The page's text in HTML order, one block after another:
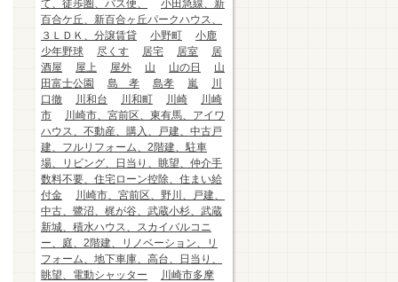
て、徒歩圏、バス便、
小田急線、新
百合ケ丘、新百合ヶ丘パークハウス、
３ＬＤＫ、分譲賃貸
小野町
小鹿
少年野球
尽くす 居宅 居室
居
酒屋
屋上 屋外 山 山の日
山
田富士公園
島 孝 島孝 嵐
川
口徹
川和台 川和町 川崎
川崎
市
川崎市、宮前区、東有馬、アイワ
ハウス、不動産、購入、戸建、中古戸
建、フルリフォーム、2階建、駐車
場、リビング、日当り、眺望、仲介手
数料不要、住宅ローン控除、住まい給
付金
川崎市、宮前区、野川、戸建、
中古、鷺沼、梶が谷、武蔵小杉、武蔵
新城、積水ハウス、スカイバルコニ
ー、庭、2階建、リノベーション、リ
フォーム、地下車庫、高台、日当り、
眺望、電動シャッター
川崎市多摩